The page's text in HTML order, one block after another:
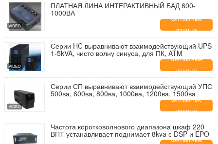
ПЛАТНАЯ ЛИНА ИНТЕРАКТИВНЫЙ БАД 600-
1000ВА
контактные
данные
Серии HC выравнивают взаимодействующий UPS
1-5kVA, чисто волну синуса, для ПК, ATM
контактные
данные
Серии СП выравнивают взаимодействующий УПС
500ва, 600ва, 800ва, 1000ва, 1200ва, 1500ва
контактные
данные
Частота коротковолнового диапазона шкаф 220
ВПТ устанавливает поднимает 8kva с DSP и EPO
контактные